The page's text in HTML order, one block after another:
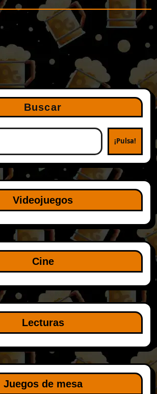
Buscar
¡Pulsa!
Videojuegos
Cine
Lecturas
Juegos de mesa